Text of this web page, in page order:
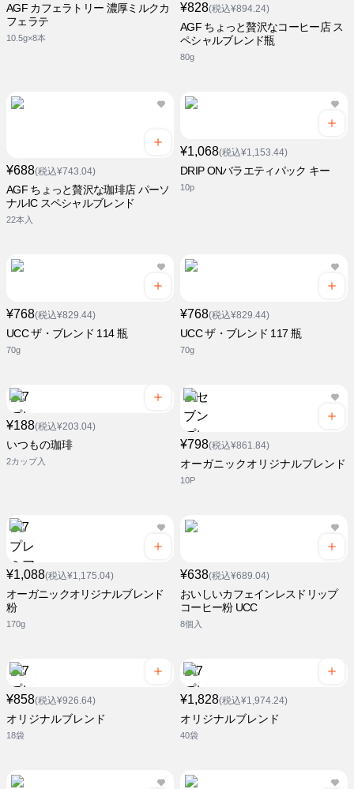
AGF カフェラトリー 濃厚ミルクカ
フェラテ
10.5g×8本
¥828(税込¥894.24)
AGF ちょっと贅沢なコーヒー店 ス
ペシャルブレンド瓶
80g
¥688(税込¥743.04)
AGF ちょっと贅沢な珈琲店 パーソ
ナルIC スペシャルブレンド
22本入
¥1,068(税込¥1,153.44)
DRIP ONバラエティパック キー
10p
¥768(税込¥829.44)
UCC ザ・ブレンド 114 瓶
70g
¥768(税込¥829.44)
UCC ザ・ブレンド 117 瓶
70g
¥188(税込¥203.04)
いつもの珈琲
2カップ入
¥798(税込¥861.84)
オーガニックオリジナルブレンド
10P
¥1,088(税込¥1,175.04)
オーガニックオリジナルブレンド
粉
170g
¥638(税込¥689.04)
おいしいカフェインレスドリップ
コーヒー粉 UCC
8個入
¥858(税込¥926.64)
オリジナルブレンド
18袋
¥1,828(税込¥1,974.24)
オリジナルブレンド
40袋